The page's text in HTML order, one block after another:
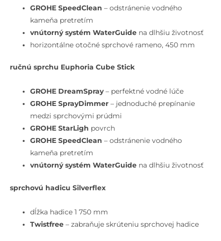
GROHE SpeedClean– odstránenie vodného
kameňa pretretím
vnútorný systém WaterGuide na dlhšiu životnosť
horizontálne otočné sprchové rameno, 450 mm
ručnú sprchu Euphoria Cube Stick
GROHE DreamSpray– perfektné vodné lúče
GROHE SprayDimmer – jednoduché prepínanie
medzi sprchovými prúdmi
GROHE StarLigh povrch
GROHE SpeedClean– odstránenie vodného
kameňa pretretím
vnútorný systém WaterGuide na dlhšiu životnosť
sprchovú hadicu Silverflex
dĺžka hadice 1 750 mm
Twistfree – zabraňuje skrúteniu sprchovej hadice